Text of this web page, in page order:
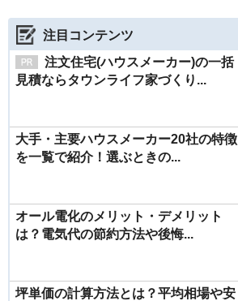
注目コンテンツ
注文住宅(ハウスメーカー)の一括
見積ならタウンライフ家づくり...
大手・主要ハウスメーカー20社の特徴
を一覧で紹介！選ぶときの...
オール電化のメリット・デメリット
は？電気代の節約方法や後悔...
坪単価の計算方法とは？平均相場や安